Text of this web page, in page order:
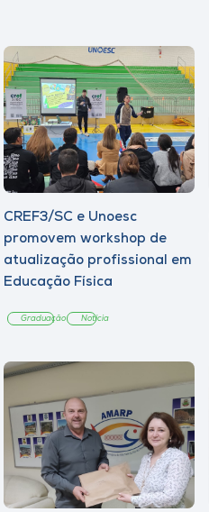
CREF3/SC e Unoesc
promovem workshop de
atualização profissional em
Educação Física
Graduação Notícia